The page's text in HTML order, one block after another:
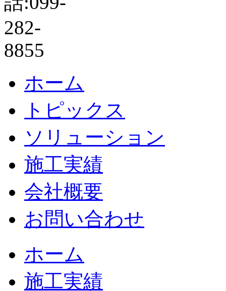
ホーム
トピックス
ソリューション
施工実績
会社概要
お問い合わせ
ホーム
施工実績